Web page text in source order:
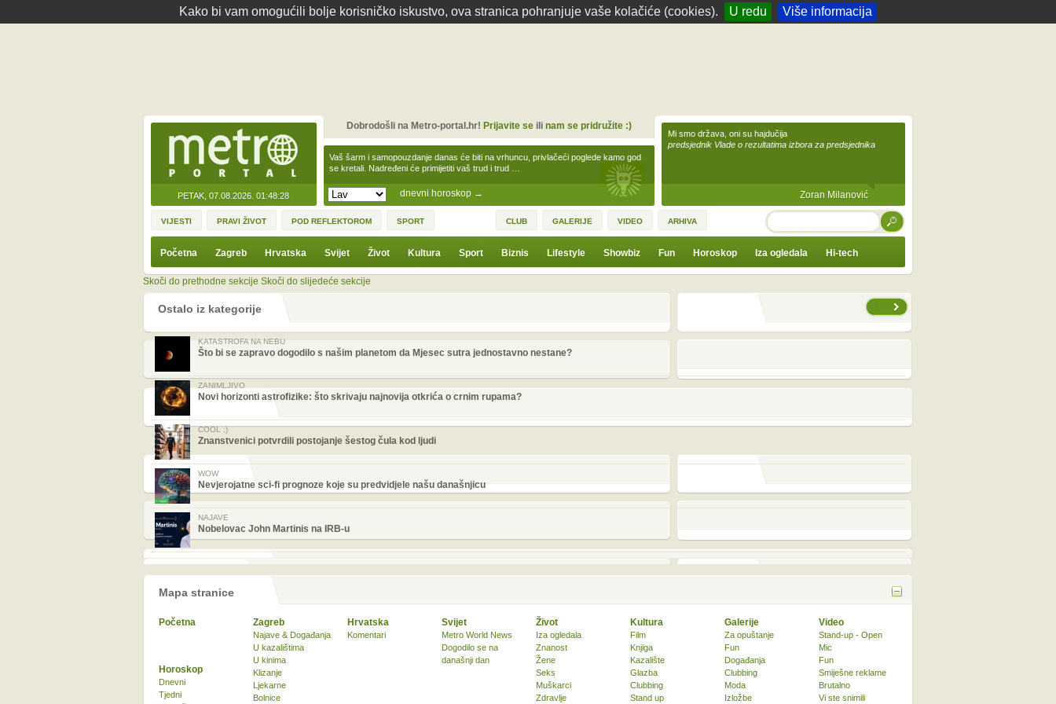
Kako bi vam omogućili bolje korisničko iskustvo, ova stranica pohranjuje vaše kolačiće (cookies). U redu Više informacija
PETAK, 07.08.2026. 01:48:28 dnevni horoskop →
Vaš šarm i samopouzdanje danas će biti na vrhuncu, privlačeći poglede kamo god
se kretali. Nadređeni će primijetiti vaš trud i trud …
Dobrodošli na Metro-portal.hr! Prijavite seili nam se pridružite :)
Mi smo država, oni su hajdučija
predsjednik Vlade o rezultatima izbora za predsjednika
Zoran Milanović
VIJESTI PRAVI ŽIVOT POD REFLEKTOROM SPORT CLUB GALERIJE VIDEO ARHIVA TRAŽI
Početna Zagreb Hrvatska Svijet Život Kultura Sport Biznis Lifestyle Showbiz Fun Horoskop Iza ogledala Hi-tech
Skoči do prethodne sekcije Skoči do slijedeće sekcije
Ostalo iz kategorije
KATASTROFA NA NEBU
Što bi se zapravo dogodilo s našim planetom da Mjesec sutra jednostavno nestane?
ZANIMLJIVO
Novi horizonti astrofizike: što skrivaju najnovija otkrića o crnim rupama?
COOL ;)
Znanstvenici potvrdili postojanje šestog čula kod ljudi
WOW
Nevjerojatne sci-fi prognoze koje su predvidjele našu današnjicu
NAJAVE
Nobelovac John Martinis na IRB-u
Mapa stranice
Početna Zagreb
Najave & Događanja
U kazalištima
U kinima
Klizanje
Ljekarne
Bolnice
Hrvatska
Komentari
Svijet
Metro World News
Dogodilo se na
današnji dan
Život
Iza ogledala
Znanost
Žene
Seks
Muškarci
Zdravlje
Kultura
Film
Knjiga
Kazalište
Glazba
Clubbing
Stand up
Horoskop
Dnevni
Tjedni
Galerije
Za opuštanje
Fun
Događanja
Clubbing
Moda
Izložbe
Video
Stand-up - Open
Mic
Fun
Smiješne reklame
Brutalno
Vi ste snimili